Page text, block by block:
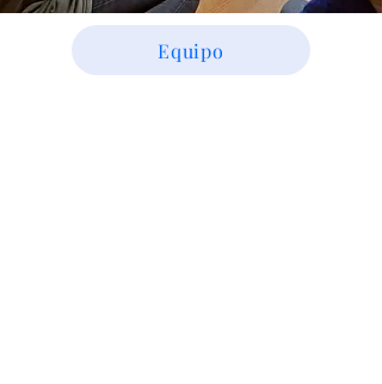
Equipo